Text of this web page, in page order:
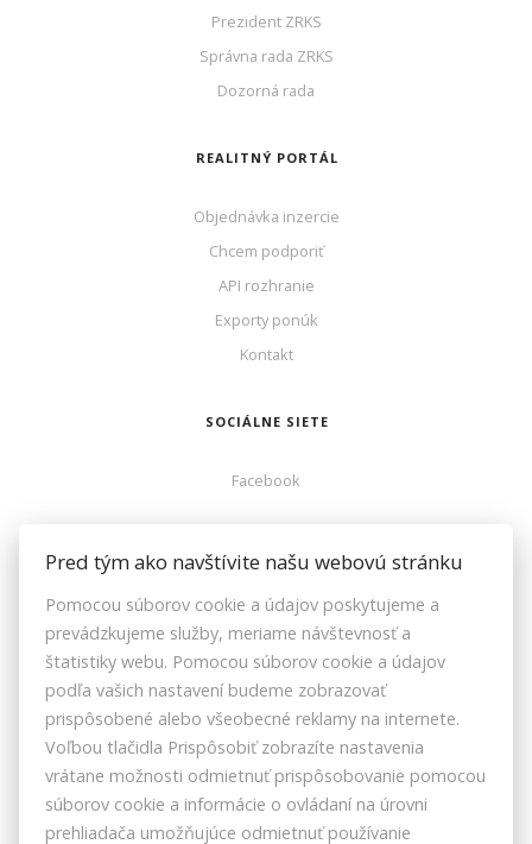
Prezident ZRKS
Správna rada ZRKS
Dozorná rada
REALITNÝ PORTÁL
Objednávka inzercie
Chcem podporiť
API rozhranie
Exporty ponúk
Kontakt
SOCIÁLNE SIETE
Facebook
Facebook
Instagram
Youtube
ZRKS | ZDRUŽENIE REALITNÝCH KANCELÁRIÍ SLOVENSKA © 2026
BOSÁKOVA 7, 851 04 BRATISLAVA, SLOVENSKO
Pred tým ako navštívite našu webovú stránku
Pomocou súborov cookie a údajov poskytujeme a
prevádzkujeme služby, meriame návštevnosť a
štatistiky webu. Pomocou súborov cookie a údajov
podľa vašich nastavení budeme zobrazovať
prispôsobené alebo všeobecné reklamy na internete.
Voľbou tlačidla Prispôsobiť zobrazíte nastavenia
vrátane možnosti odmietnuť prispôsobovanie pomocou
súborov cookie a informácie o ovládaní na úrovni
prehliadača umožňujúce odmietnuť používanie